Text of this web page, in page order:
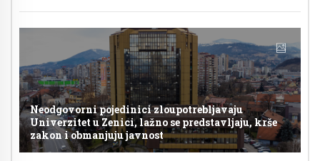
Neodgovorni pojedinici zloupotrebljavaju
Univerzitet u Zenici, lažno se predstavljaju, krše
zakon i obmanjuju javnost